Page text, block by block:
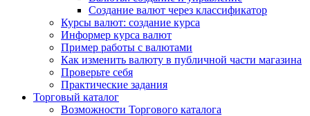
Создание валют через классификатор
Курсы валют: создание курса
Информер курса валют
Пример работы с валютами
Как изменить валюту в публичной части магазина
Проверьте себя
Практические задания
Торговый каталог
Возможности Торгового каталога